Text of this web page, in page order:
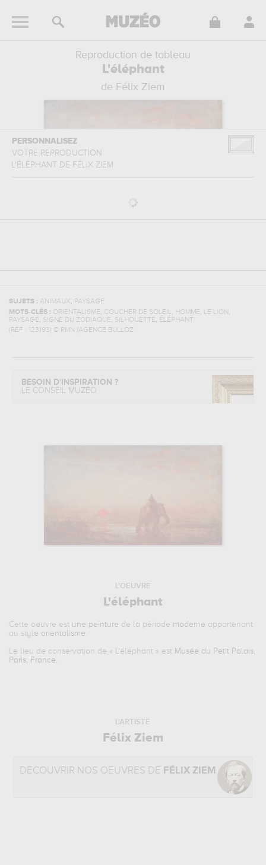
Reproduction de tableau
L'éléphant
de Félix Ziem
PERSONNALISEZ
VOTRE REPRODUCTION
L'ÉLÉPHANT
DE FÉLIX ZIEM
SUJETS : ANIMAUX, PAYSAGE
MOTS-CLÉS : ORIENTALISME, COUCHER DE SOLEIL, HOMME, LE LION ,
PAYSAGE, SIGNE DU ZODIAQUE, SILHOUETTE, ÉLÉPHANT
(REF :
123193) © RMN /AGENCE BULLOZ
BESOIN D'INSPIRATION ?
LE CONSEIL MUZÉO
L'OEUVRE
L'éléphant
Cette oeuvre est une peinture de la période moderne appartenant
au style orientalisme.
Le lieu de conservation de « L'éléphant » est Musée du Petit Palais,
Paris, France.
L'ARTISTE
Félix Ziem
DÉCOUVRIR NOS OEUVRES DE FÉLIX ZIEM